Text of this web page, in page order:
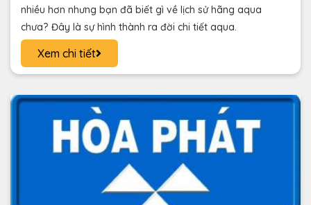
nhiều hơn nhưng bạn đã biết gì về lịch sử hãng aqua
chưa? Đây là sự hình thành ra đời chi tiết aqua.
Xem chi tiết